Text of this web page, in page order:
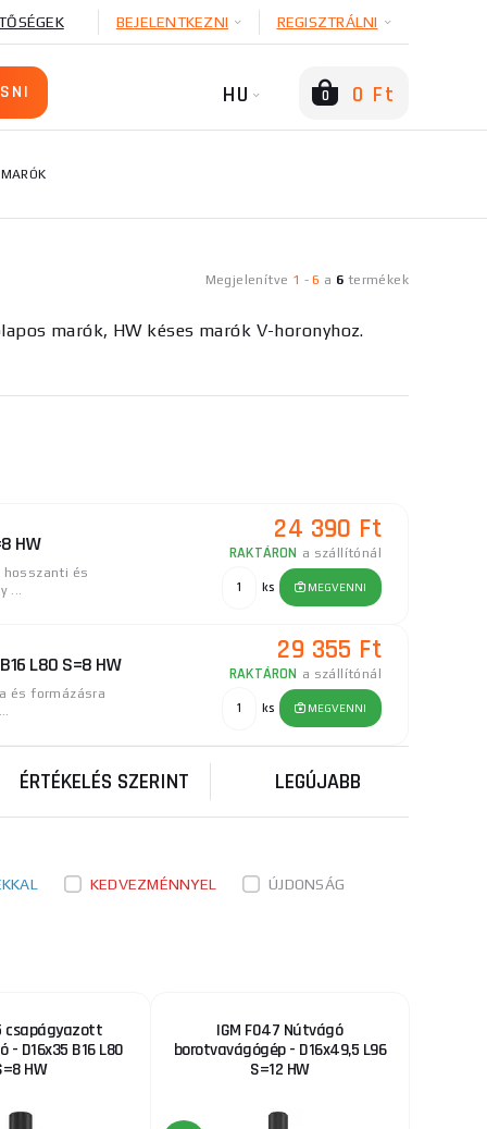
BEJELENTKEZNI REGISZTRÁLNI
HU 0 0 Ft
Megjelenítve 1 -6 a 6 termékek
marók, HW késes marók V-horonyhoz.
HW
hosszanti és
...
24 390 Ft
RAKTÁRON a szállítónál
ks MEGVENNI
L80 S=8 HW
és formázásra
29 355 Ft
RAKTÁRON a szállítónál
ks MEGVENNI
ÉRTÉKELÉS SZERINT LEGÚJABB
KEDVEZMÉNNYEL ÚJDONSÁG
csapágyazott
- D16x35 B16 L80
HW
IGM F047 Nútvágó
borotvavágógép - D16x49,5 L96
S=12 HW